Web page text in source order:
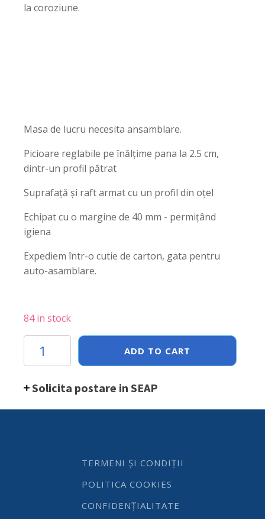
la coroziune.
Masa de lucru necesita ansamblare.
Picioare reglabile pe înălțime pana la 2.5 cm,
dintr-un profil pătrat
Suprafață și raft armat cu un profil din oțel
Echipat cu o margine de 40 mm - permițând
igiena
Expediem într-o cutie de carton, gata pentru
auto-asamblare.
84 in stock
Masa
lucru
cu
ADD TO CART
Solicita postare in SEAP
TERMENI ȘI CONDIȚII
POLITICA COOKIES
CONFIDENȚIALITATE